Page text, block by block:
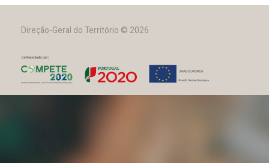
Direção-Geral do Território © 2026